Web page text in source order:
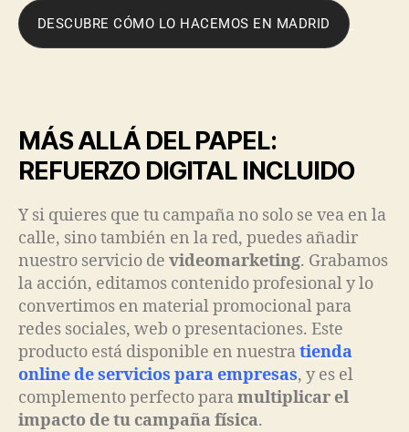
DESCUBRE CÓMO LO HACEMOS EN MADRID
MÁS ALLÁ DEL PAPEL:
REFUERZO DIGITAL INCLUIDO
Y si quieres que tu campaña no solo se vea en la
calle, sino también en la red, puedes añadir
nuestro servicio de videomarketing. Grabamos
la acción, editamos contenido profesional y lo
convertimos en material promocional para
redes sociales, web o presentaciones. Este
producto está disponible en nuestratienda
online de servicios para empresas, y es el
complemento perfecto paramultiplicar el
impacto de tu campaña física.